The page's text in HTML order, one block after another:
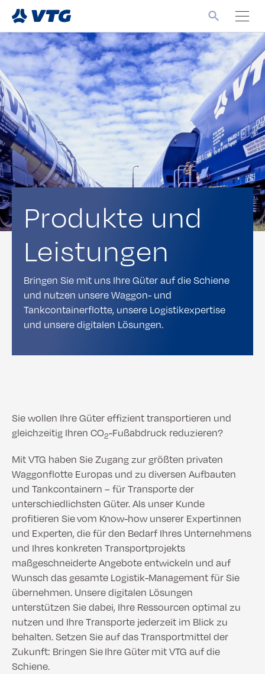
Produkte und
Leistungen
Bringen Sie mit uns Ihre Güter auf die Schiene
und nutzen unsere Waggon- und
Tankcontainerflotte, unsere Logistikexpertise
und unsere digitalen Lösungen.
Sie wollen Ihre Güter effizient transportieren und
gleichzeitig Ihren CO2-Fußabdruck reduzieren?
Mit VTG haben Sie Zugang zur größten privaten
Waggonflotte Europas und zu diversen Aufbauten
und Tankcontainern – für Transporte der
unterschiedlichsten Güter. Als unser Kunde
profitieren Sie vom Know-how unserer Expertinnen
und Experten, die für den Bedarf Ihres Unternehmens
und Ihres konkreten Transportprojekts
maßgeschneiderte Angebote entwickeln und auf
Wunsch das gesamte Logistik-Management für Sie
übernehmen. Unsere digitalen Lösungen
unterstützen Sie dabei, Ihre Ressourcen optimal zu
nutzen und Ihre Transporte jederzeit im Blick zu
behalten. Setzen Sie auf das Transportmittel der
Zukunft: Bringen Sie Ihre Güter mit VTG auf die
Schiene.